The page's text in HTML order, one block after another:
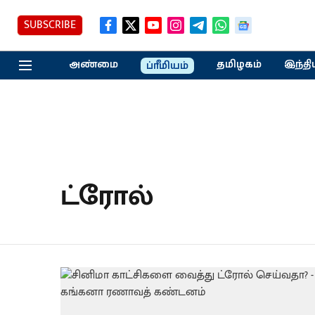
SUBSCRIBE
அண்மை ப்ரீமியம் தமிழகம்
ட்ரோல்